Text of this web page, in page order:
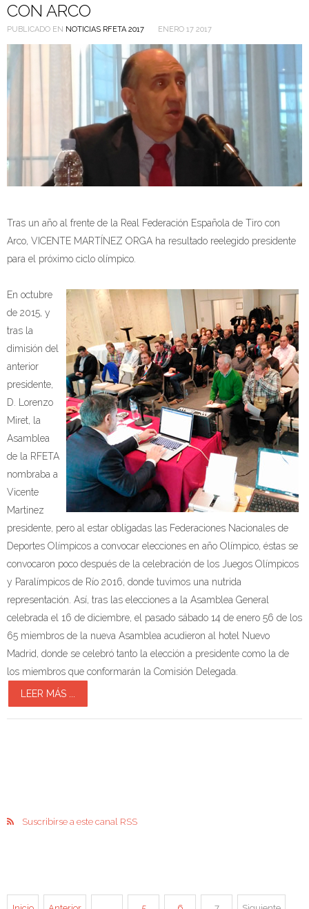
CON ARCO
PUBLICADO EN NOTICIAS RFETA 2017 ENERO 17 2017
Tras un año al frente de la Real Federación Española de Tiro con
Arco, VICENTE MARTÍNEZ ORGA ha resultado reelegido presidente
para el próximo ciclo olímpico.
En octubre
de 2015, y
tras la
dimisión del
anterior
presidente,
D. Lorenzo
Miret, la
Asamblea
de la RFETA
nombraba a
Vicente
Martinez
presidente, pero al estar obligadas las Federaciones Nacionales de
Deportes Olímpicos a convocar elecciones en año Olímpico, éstas se
convocaron poco después de la celebración de los Juegos Olímpicos
y Paralímpicos de Río 2016, donde tuvimos una nutrida
representación. Así, tras las elecciones a la Asamblea General
celebrada el 16 de diciembre, el pasado sábado 14 de enero 56 de los
65 miembros de la nueva Asamblea acudieron al hotel Nuevo
Madrid, donde se celebró tanto la elección a presidente como la de
los miembros que conformarán la Comisión Delegada.
LEER MÁS ...
Suscribirse a este canal RSS